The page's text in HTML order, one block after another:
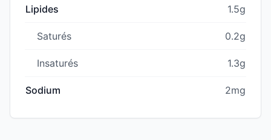
Lipides 1.5g
Saturés 0.2g
Insaturés 1.3g
Sodium 2mg